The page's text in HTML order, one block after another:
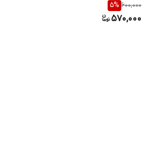
600,000
5%
570,000